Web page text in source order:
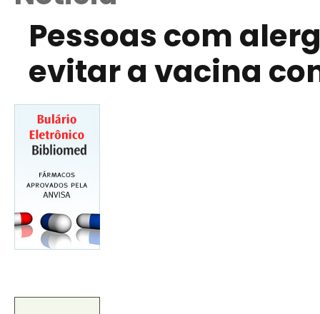
Pessoas com
evitar a vacina